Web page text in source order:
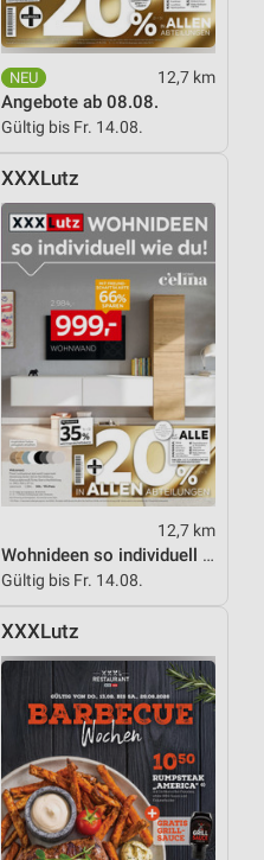
12,7 km
Angebote ab 08.08.
Gültig bis Fr. 14.08.
XXXLutz
12,7 km
Wohnideen so individuell wie du!
Gültig bis Fr. 14.08.
XXXLutz